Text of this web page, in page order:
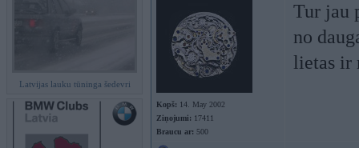
Latvijas lauku tūninga šedevri
Kopš: 14. May 2002
Ziņojumi: 17411
Braucu ar: 500
Tur jau
no
lietas ir